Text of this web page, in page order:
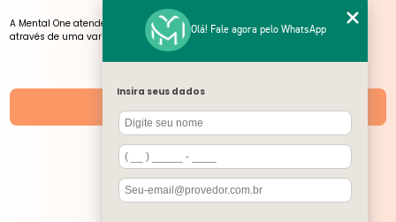
A Mental One atende pessoas de todas as idades, presencialmente e online,
através de uma variedade de serviços, atendimentos e atividades.
SIGA-NOS
Olá! Fale agora pelo WhatsApp
Insira seus dados